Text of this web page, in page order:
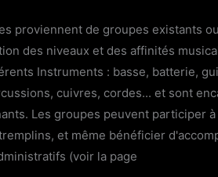
proviennent de groupes existants
des niveaux et des affinités
Instruments : basse, batterie,
cuivres, cordes... et sont
Les groupes peuvent participer
et même bénéficier
(voir la page